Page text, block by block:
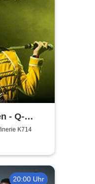
- Q-
K714
20:00 Uhr